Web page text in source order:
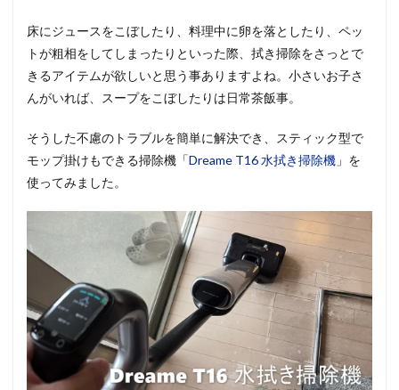
床にジュースをこぼしたり、料理中に卵を落としたり、ペッ
トが粗相をしてしまったりといった際、拭き掃除をさっとで
きるアイテムが欲しいと思う事ありますよね。小さいお子さ
んがいれば、スープをこぼしたりは日常茶飯事。
そうした不慮のトラブルを簡単に解決でき、スティック型で
モップ掛けもできる掃除機「Dreame T16 水拭き掃除機 」を
使ってみました。